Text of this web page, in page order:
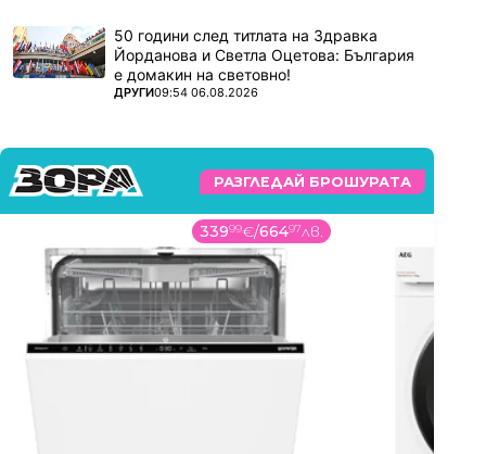
50 години след титлата на Здравка
Йорданова и Светла Оцетова: България
е домакин на световно!
ПОВЕЧЕ ОТ
ДРУГИ09:54 06.08.2026
РАЗГЛЕДАЙ БРОШУРАТА
33999€/66497лв.